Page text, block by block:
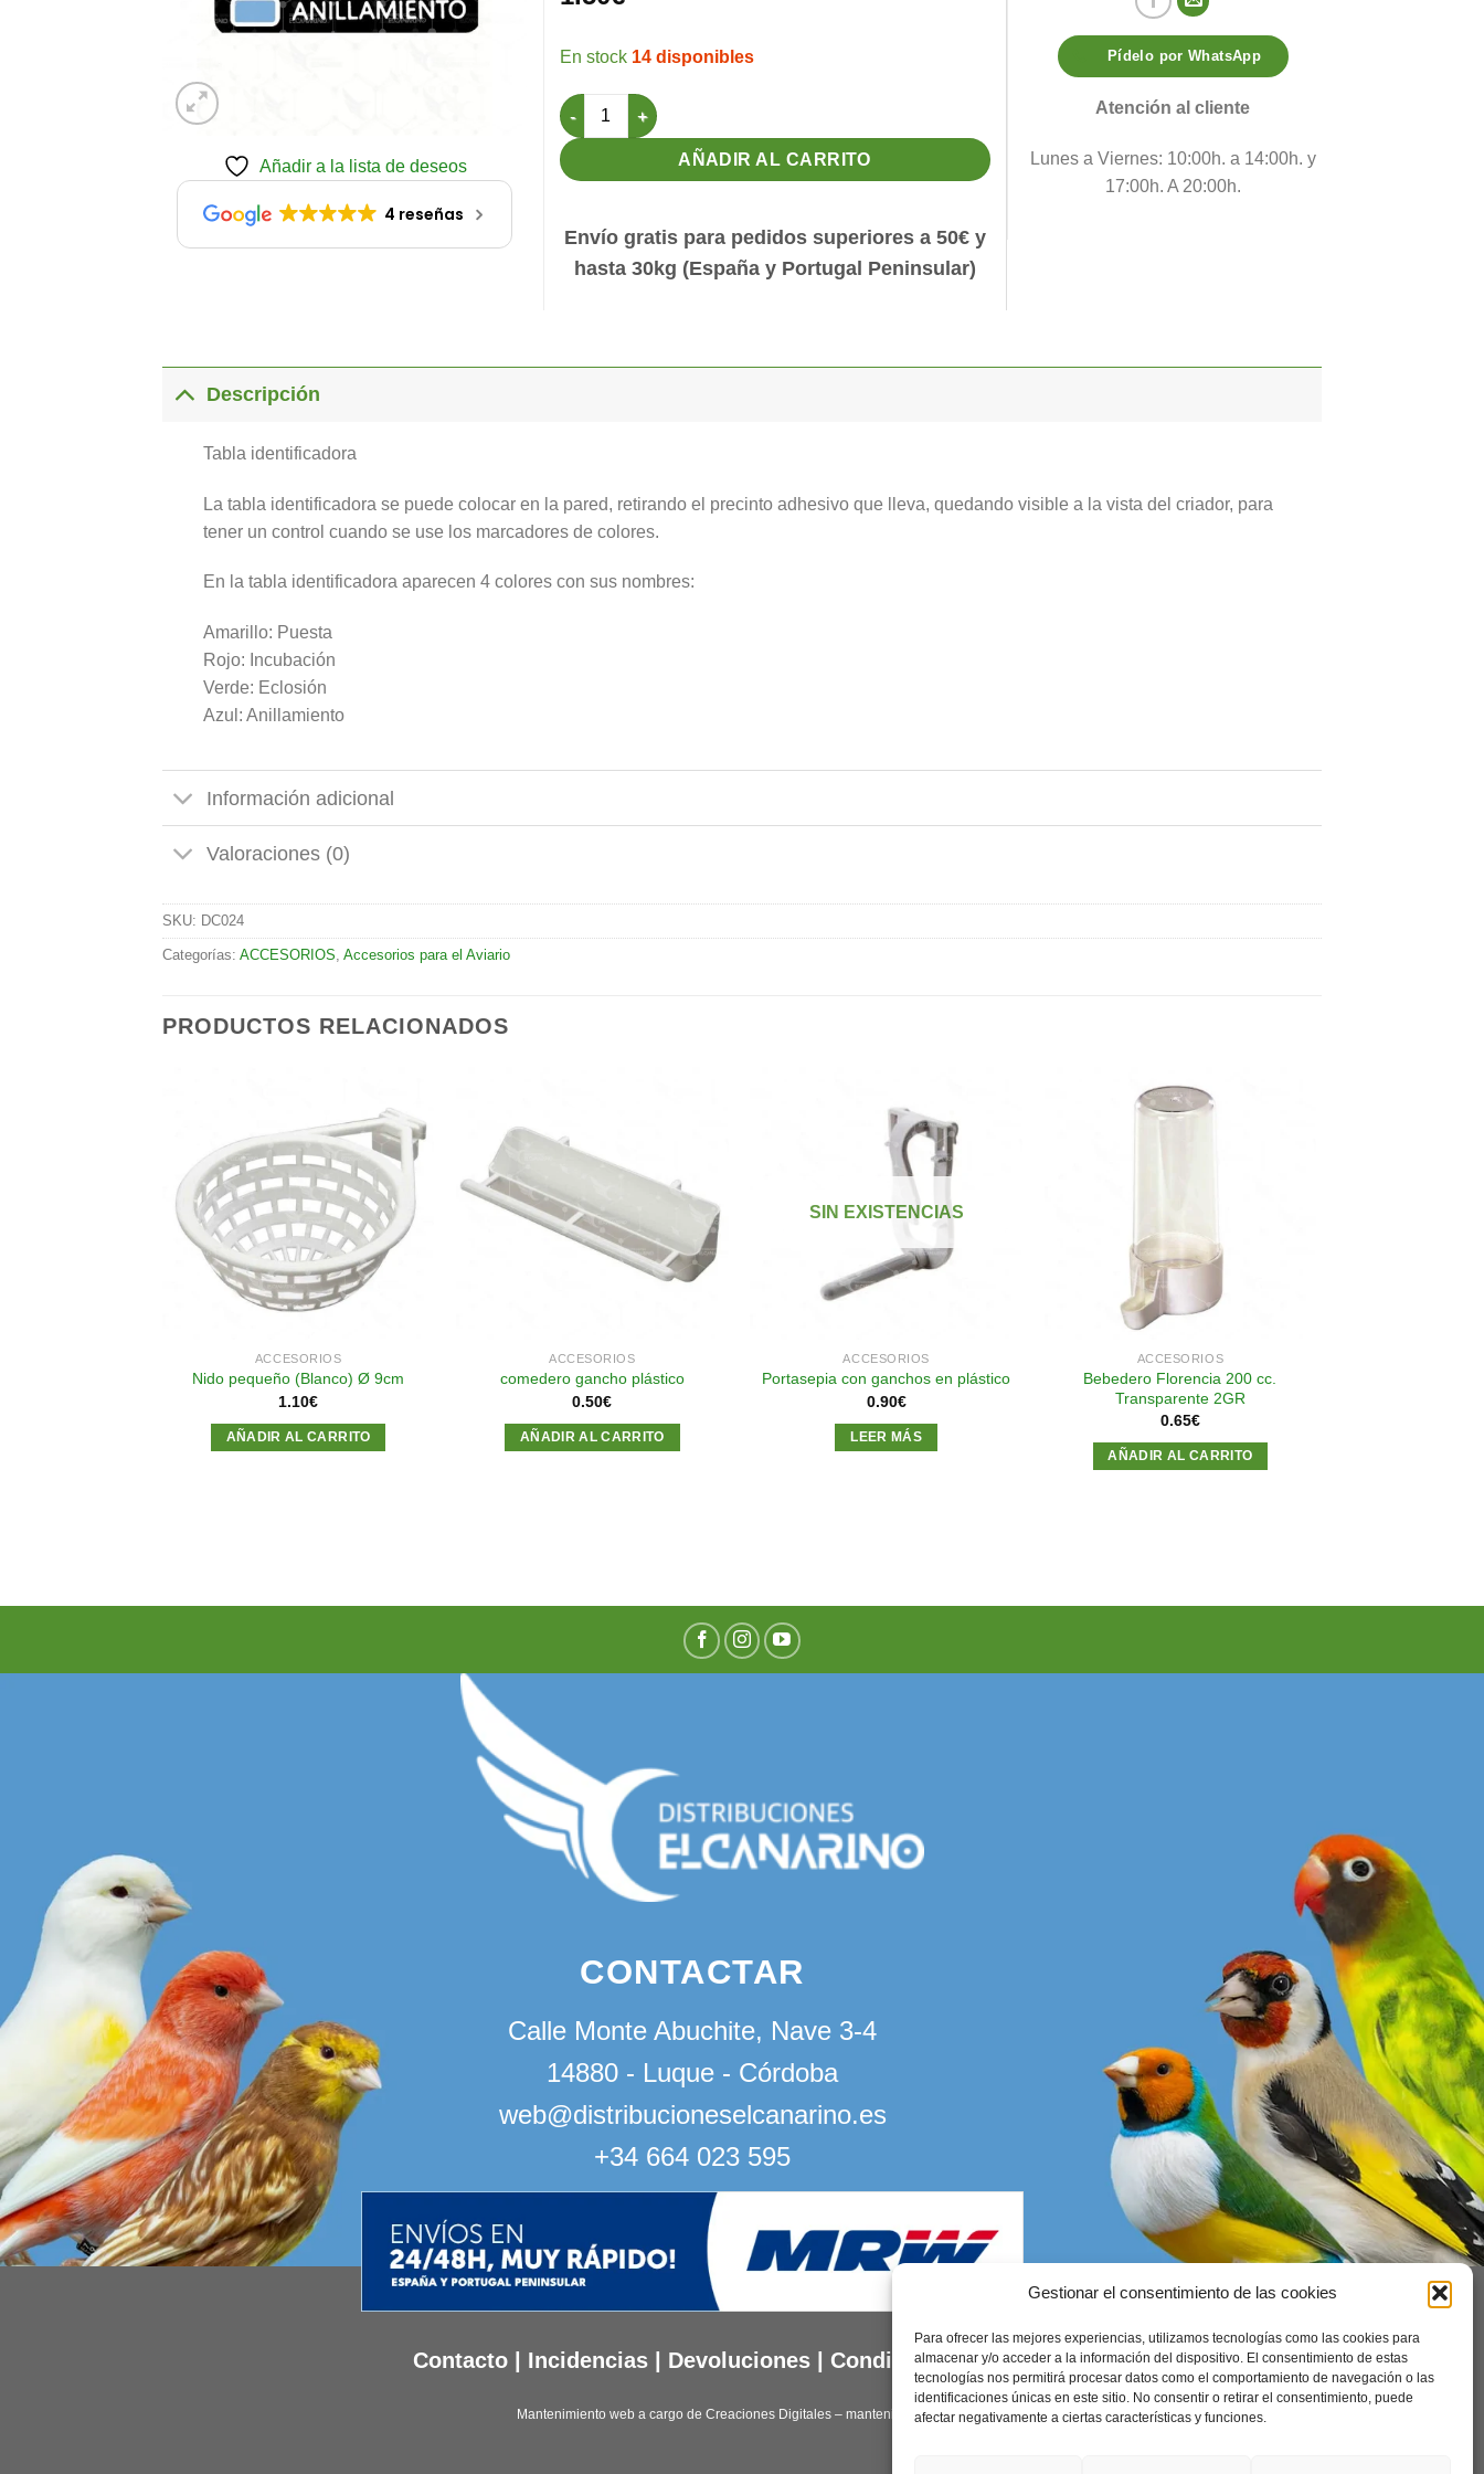
Gestionar el consentimiento de las cookies
Para ofrecer las mejores experiencias, utilizamos tecnologías como las cookies para
almacenar y/o acceder a la información del dispositivo. El consentimiento de estas
tecnologías nos permitirá procesar datos como el comportamiento de navegación o las
identificaciones únicas en este sitio. No consentir o retirar el consentimiento, puede
afectar negativamente a ciertas características y funciones.
Añadir a la lista de deseos
4 reseñas
14 disponibles
Tabla identificadora (4 colores) cantidad
AÑADIR AL CARRITO
Envío gratis para pedidos superiores a 50€ y
hasta 30kg (España y Portugal Peninsular)
Pídelo por WhatsApp
Atención al cliente
Lunes a Viernes: 10:00h. a 14:00h. y
17:00h. A 20:00h.
Descripción
Tabla identificadora
La tabla identificadora se puede colocar en la pared, retirando el precinto adhesivo que lleva, quedando visible a la vista del criador, para
tener un control cuando se use los marcadores de colores.
En la tabla identificadora aparecen 4 colores con sus nombres:
Amarillo: Puesta
Rojo: Incubación
Verde: Eclosión
Azul: Anillamiento
Información adicional
Valoraciones (0)
SKU: DC024
Categorías: ACCESORIOS, Accesorios para el Aviario
PRODUCTOS RELACIONADOS
Añadir
a la
lista de
deseos
ACCESORIOS
Nido pequeño (Blanco) Ø 9cm
1.10€
AÑADIR AL CARRITO
a la
lista de
ACCESORIOS
comedero gancho plástico
0.50€
AÑADIR AL CARRITO
deseos
SIN EXISTENCIAS
ACCESORIOS
Portasepia con ganchos en plástico
0.90€
LEER MÁS
ACCESORIOS
Bebedero Florencia 200 cc.
Transparente 2GR
0.65€
AÑADIR AL CARRITO
CONTACTAR
Calle Monte Abuchite, Nave 3-4
14880 - Luque - Córdoba
web@distribucioneselcanarino.es
+34 664 023 595
Contacto Incidencias Devoluciones Condiciones generales
Mantenimiento web a cargo de Creaciones Digitales – mantenimiento web.